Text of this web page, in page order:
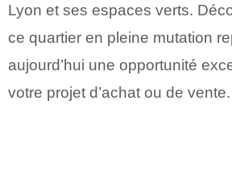
Lyon et ses espaces verts.
ce quartier en pleine mutation
aujourd’hui une opportunité
votre projet d’achat ou de vente.